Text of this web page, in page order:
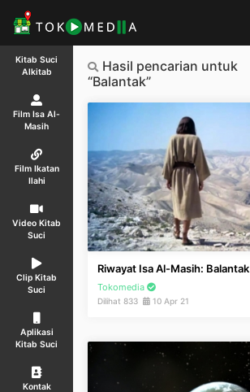
Kitab Suci
Alkitab
Film Isa Al-
Masih
Film Ikatan
Ilahi
Video Kitab
Suci
Clip Kitab
Suci
Aplikasi
Kitab Suci
Kontak
Hasil pencarian untuk
“Balantak”
Riwayat Isa Al-Masih: Balantak
Tokomedia
Dilihat 833 10 Apr 21